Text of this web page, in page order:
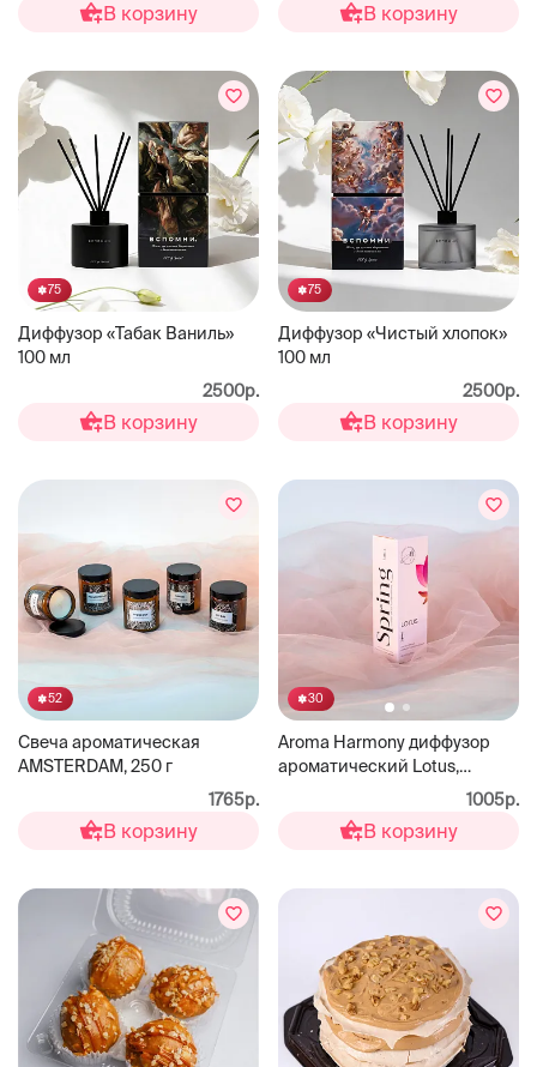
В корзину В корзину
75
Диффузор «Табак Ваниль»
100 мл
2500р.
В корзину
75
Диффузор «Чистый хлопок»
100 мл
2500р.
В корзину
52
Свеча ароматическая
AMSTERDAM, 250 г
1765р.
В корзину
30
Aroma Harmony диффузор
ароматический Lotus,
1005р.
В корзину